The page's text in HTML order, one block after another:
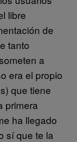
libre
de
tanto
a
era el propio
que tiene
primera
ha llegado
sí que te la